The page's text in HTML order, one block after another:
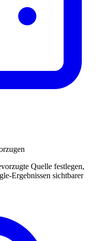
Quelle festlegen,
Ergebnissen sichtbarer